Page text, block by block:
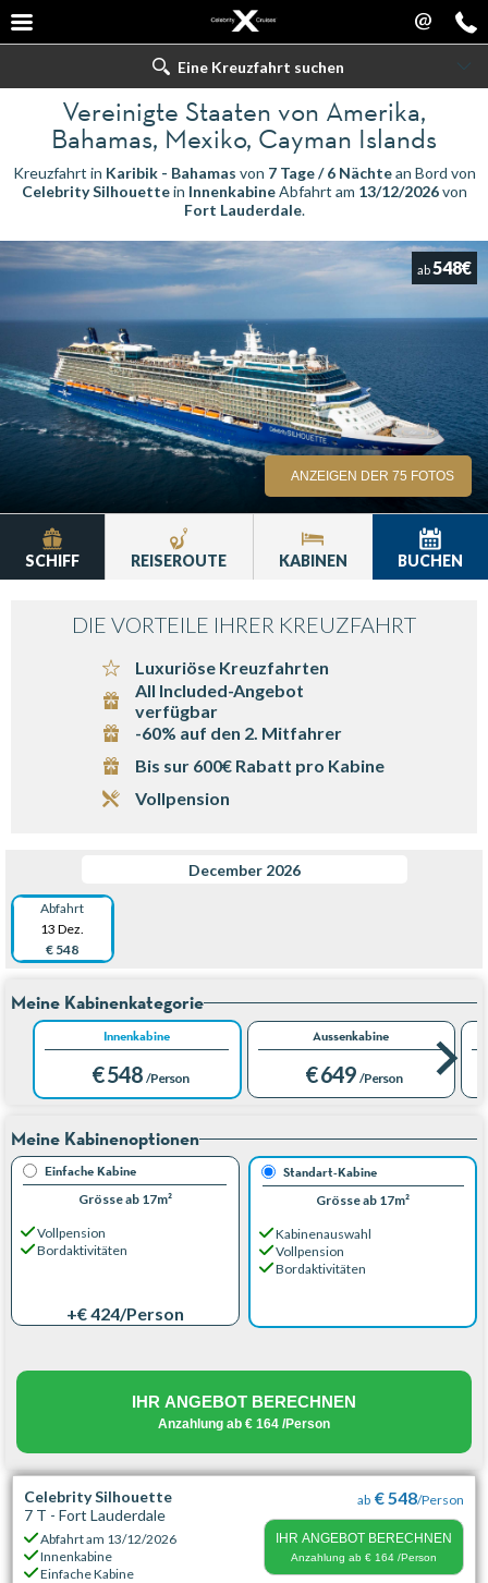
@
Eine Kreuzfahrt suchen
Vereinigte Staaten von Amerika,
Bahamas, Mexiko, Cayman Islands
Kreuzfahrt in Karibik - Bahamas von 7 Tage / 6 Nächtean Bord von
Celebrity Silhouettein InnenkabineAbfahrt am 13/12/2026von
Fort Lauderdale.
ab548€
ANZEIGEN DER 75 FOTOS
SCHIFF REISEROUTE KABINEN BUCHEN
DIE VORTEILE IHRER KREUZFAHRT
Luxuriöse Kreuzfahrten
All Included-Angebot
verfügbar
-60% auf den 2. Mitfahrer
Bis sur 600€ Rabatt pro Kabine
Vollpension
December 2026
Abfahrt
13 Dez.
€ 548
Meine Kabinenkategorie
Innenkabine
€ 548 /Person
Aussenkabine
€ 649 /Person
Meine Kabinenoptionen
Einfache Kabine
Grösse ab 17m²
Vollpension
Bordaktivitäten
+€ 424/Person
Standart-Kabine
Grösse ab 17m²
Kabinenauswahl
Vollpension
Bordaktivitäten
IHR ANGEBOT BERECHNEN
Anzahlung ab € 164 /Person
Celebrity Silhouette
7 T - Fort Lauderdale
Abfahrt am 13/12/2026
Innenkabine
Einfache Kabine
ab € 548/Person
IHR ANGEBOT BERECHNEN
Anzahlung ab € 164/Person